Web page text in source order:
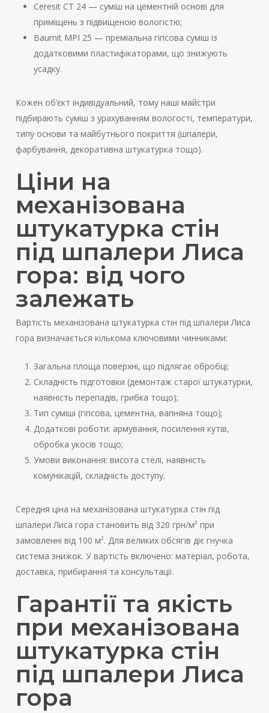
Ceresit CT 24 — суміш на цементній основі для
приміщень з підвищеною вологістю;
Baumit MPI 25 — преміальна гіпсова суміш із
додатковими пластифікаторами, що знижують
усадку.
Кожен об’єкт індивідуальний, тому наші майстри
підбирають суміш з урахуванням вологості, температури,
типу основи та майбутнього покриття (шпалери,
фарбування, декоративна штукатурка тощо).
Ціни на
механізована
штукатурка стін
під шпалери Лиса
гора: від чого
залежать
Вартість механізована штукатурка стін під шпалери Лиса
гора визначається кількома ключовими чинниками:
Загальна площа поверхні, що підлягає обробці;
Складність підготовки (демонтаж старої штукатурки,
наявність перепадів, грибка тощо);
Тип суміші (гіпсова, цементна, вапняна тощо);
Додаткові роботи: армування, посилення кутів,
обробка укосів тощо;
Умови виконання: висота стелі, наявність
комунікацій, складність доступу.
Середня ціна на механізована штукатурка стін під
шпалери Лиса гора становить від 320 грн/м² при
замовленні від 100 м². Для великих обсягів діє гнучка
система знижок. У вартість включено: матеріал, робота,
доставка, прибирання та консультації.
Гарантії та якість
при механізована
штукатурка стін
під шпалери Лиса
гора